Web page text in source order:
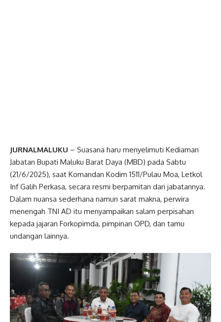
JURNALMALUKU – Suasana haru menyelimuti Kediaman
Jabatan Bupati Maluku Barat Daya (MBD) pada Sabtu
(21/6/2025), saat Komandan Kodim 1511/Pulau Moa, Letkol
Inf Galih Perkasa, secara resmi berpamitan dari jabatannya.
Dalam nuansa sederhana namun sarat makna, perwira
menengah TNI AD itu menyampaikan salam perpisahan
kepada jajaran Forkopimda, pimpinan OPD, dan tamu
undangan lainnya.